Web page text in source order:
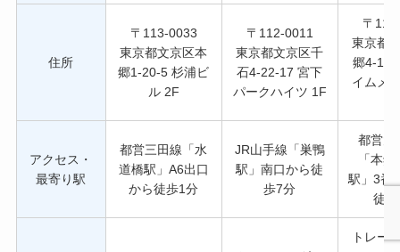
住所
〒113-0033
東京都文京区本
郷1-20-5 杉浦ビ
ル 2F
〒112-0011
東京都文京区千
石4-22-17 宮下
パークハイツ 1F
〒
東京都
郷4-14-
イムメ
アクセス・
最寄り駅
都営三田線「水
道橋駅」A6出口
から徒歩1分
JR山手線「巣鴨
駅」南口から徒
歩7分
都営大
「本
駅」3番
徒
トレー